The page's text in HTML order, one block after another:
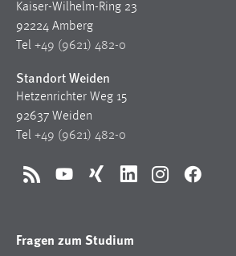
Kaiser-Wilhelm-Ring 23
92224 Amberg
Tel +49 (9621) 482-0
Standort Weiden
Hetzenrichter Weg 15
92637 Weiden
Tel +49 (9621) 482-0
RSS YouTubeXing LinkedInInstagramFacebook
Fragen zum Studium